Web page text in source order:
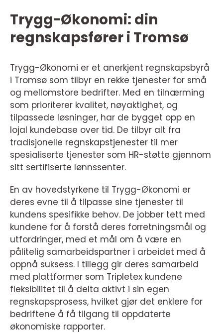
Trygg-Økonomi: din
regnskapsfører i Tromsø
Trygg-Økonomi er et anerkjent regnskapsbyrå
i Tromsø som tilbyr en rekke tjenester for små
og mellomstore bedrifter. Med en tilnærming
som prioriterer kvalitet, nøyaktighet, og
tilpassede løsninger, har de bygget opp en
lojal kundebase over tid. De tilbyr alt fra
tradisjonelle regnskapstjenester til mer
spesialiserte tjenester som HR-støtte gjennom
sitt sertifiserte lønnssenter.
En av hovedstyrkene til Trygg-Økonomi er
deres evne til å tilpasse sine tjenester til
kundens spesifikke behov. De jobber tett med
kundene for å forstå deres forretningsmål og
utfordringer, med et mål om å være en
pålitelig samarbeidspartner i arbeidet med å
oppnå suksess. I tillegg gir deres samarbeid
med plattformer som Tripletex kundene
fleksibilitet til å delta aktivt i sin egen
regnskapsprosess, hvilket gjør det enklere for
bedriftene å få tilgang til oppdaterte
økonomiske rapporter.